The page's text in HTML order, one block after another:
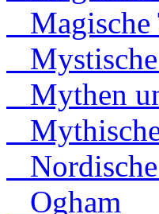
Magische
Mythen
Ogham